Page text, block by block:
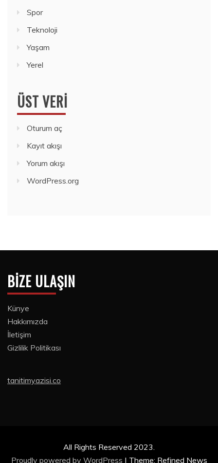
Spor
Teknoloji
Yaşam
Yerel
ÜST VERI
Oturum aç
Kayıt akışı
Yorum akışı
WordPress.org
BIZE ULAŞIN
Künye
Hakkımızda
İletişim
Gizlilik Politikası
tanitimyazisi.co
All Rights Reserved 2023.
Proudly powered by WordPress | Theme: Refined News